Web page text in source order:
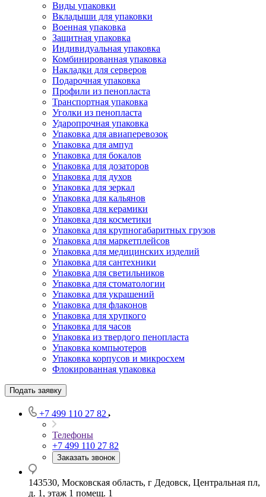
Виды упаковки
Вкладыши для упаковки
Военная упаковка
Защитная упаковка
Индивидуальная упаковка
Комбинированная упаковка
Накладки для серверов
Подарочная упаковка
Профили из пенопласта
Транспортная упаковка
Уголки из пенопласта
Ударопрочная упаковка
Упаковка для авиаперевозок
Упаковка для ампул
Упаковка для бокалов
Упаковка для дозаторов
Упаковка для духов
Упаковка для зеркал
Упаковка для кальянов
Упаковка для керамики
Упаковка для косметики
Упаковка для крупногабаритных грузов
Упаковка для маркетплейсов
Упаковка для медицинских изделий
Упаковка для сантехники
Упаковка для светильников
Упаковка для стоматологии
Упаковка для украшений
Упаковка для флаконов
Упаковка для хрупкого
Упаковка для часов
Упаковка из твердого пенопласта
Упаковка компьютеров
Упаковка корпусов и микросхем
Флокированная упаковка
Подать заявку
+7 499 110 27 82
Телефоны
+7 499 110 27 82
Заказать звонок
143530, Московская область, г Дедовск, Центральная пл,
д. 1, этаж 1 помещ. 1